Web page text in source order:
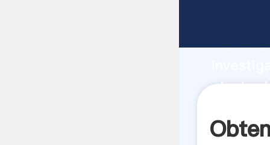
fuerte
planta